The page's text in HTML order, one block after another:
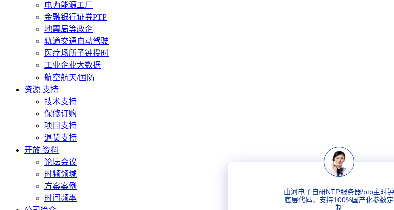
电力能源工厂
金融银行证券PTP
地震局等政企
轨道交通自动驾驶
医疗场所子钟授时
工业企业大数据
航空航天/国防
资源 支持
技术支持
保修订购
项目支持
退货支持
开放 资料
论坛会议
时频领域
方案案例
时间频率
山河电子自研NTP服务器/ptp主时钟
底层代码，支持100%国产化参数定
制